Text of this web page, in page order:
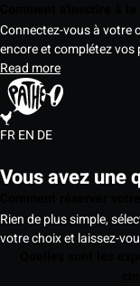
Connectez-vous à votre
encore et complétez
Read more
FREN DE
Vous avez une
Rien de plus simple,
votre choix et laissez-